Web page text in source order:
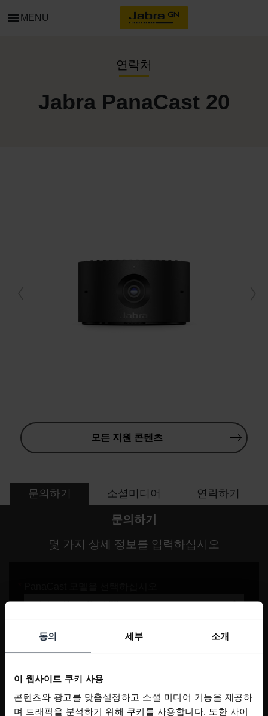
동의 세부 소개
이 웹사이트 쿠키 사용
콘텐츠와 광고를 맞춤설정하고 소셜 미디어 기능을 제공하
며 트래픽을 분석하기 위해 쿠키를 사용합니다. 또한 사이
menu MENU
연락처
Jabra PanaCast 20
모든 지원 콘텐츠
문의하기 소셜미디어 연락하기
문의하기
몇 가지 상세 정보를 입력하십시오